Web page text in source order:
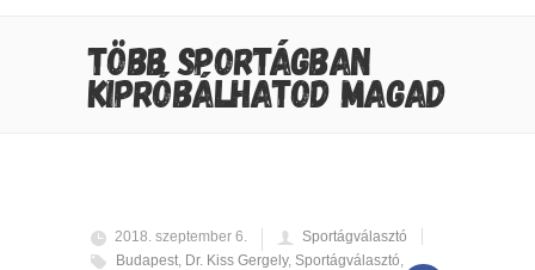
TÖBB SPORTÁGBAN
KIPRÓBÁLHATOD MAGAD
2018. szeptember 6.
Sportágválasztó
Budapest, Dr. Kiss Gergely, Sportágválasztó,